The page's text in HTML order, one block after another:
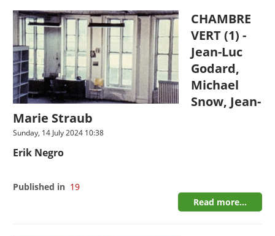
CHAMBRE
VERT (1) -
Jean-Luc
Godard,
Michael
Snow, Jean-
Marie Straub
Sunday, 14 July 2024 10:38
Erik Negro
Published in 19
Read more...